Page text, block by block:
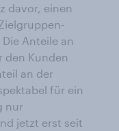
davor, einen
Anteile an
den Kunden
an der
für ein
nur
jetzt erst seit